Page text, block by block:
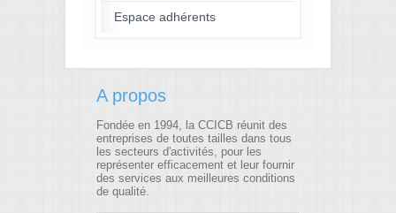
Espace adhérents
A propos
Fondée en 1994, la CCICB réunit des
entreprises de toutes tailles dans tous
les secteurs d'activités, pour les
représenter efficacement et leur fournir
des services aux meilleures conditions
de qualité.